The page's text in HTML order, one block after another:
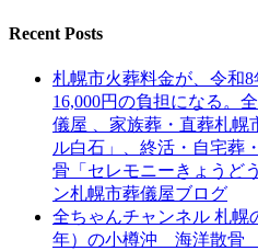
Recent Posts
札幌市火葬料金が、令和
16,000円の負担になる。
儀屋 、家族葬・直葬札幌
ル白石」、終活・自宅葬
骨「セレモニーきょうど
ン札幌市葬儀屋ブログ
全ちゃんチャンネル 札幌
年）の小樽沖 海洋散骨